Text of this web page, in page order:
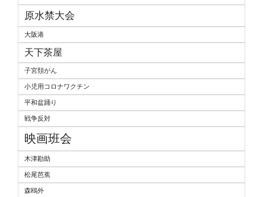
原水禁大会
大阪港
天下茶屋
子宮頚がん
小児用コロナワクチン
平和盆踊り
戦争反対
映画班会
木津勘助
松尾芭蕉
森鴎外